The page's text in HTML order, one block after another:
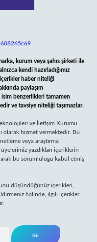
kurum veya şahıs şirketi ile
kendi hazırladığımız
haber niteliği
paylaşım
isim benzerlikleri tamamen
ve tavsiye niteliği taşımazlar.
ve İletişim Kurumu
olarak hizmet vermektedir. Bu
veya araştırma
yazdıkları içeriklerin
bu sorumluluğu kabul etmiş
düşündüğünüz içerikleri,
halinde, ilgili içerikler